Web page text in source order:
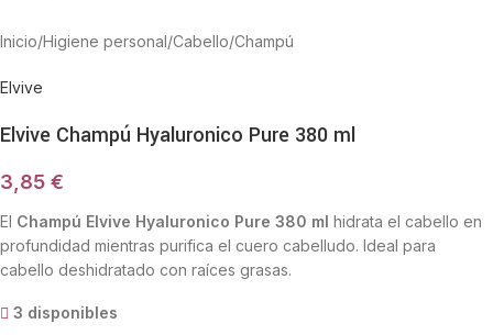
Inicio/Higiene personal/Cabello/Champú
Elvive
Elvive Champú Hyaluronico Pure 380 ml
3,85 €
El Champú Elvive Hyaluronico Pure 380 ml hidrata el cabello en
profundidad mientras purifica el cuero cabelludo. Ideal para
cabello deshidratado con raíces grasas.
3 disponibles